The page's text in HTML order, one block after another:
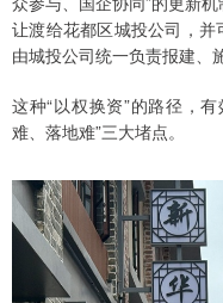
让渡给花都区城投公司，并
由城投公司统一负责报建、
这种“以权换资”的路径，
难、落地难”三大堵点。